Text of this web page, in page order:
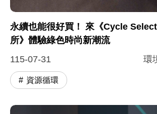
永續也能很好買！ 來《Cycle
所》體驗綠色時尚新潮流
115-07-31
環
資源循環